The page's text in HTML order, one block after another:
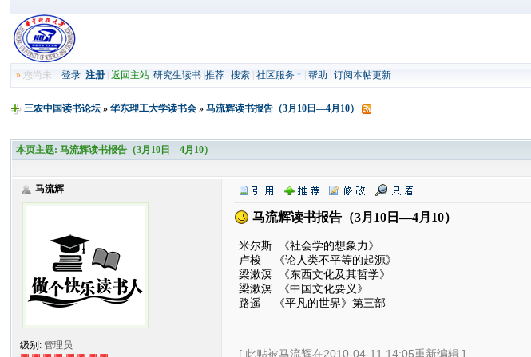
» 您尚未登录 注册 |返回主站 |研究生读书 |推荐 |搜索 |社区服务 |帮助 |订阅本帖更新
三农中国读书论坛 »华东理工大学读书会 »马流辉读书报告（3月10日—4月10）
本页主题: 马流辉读书报告（3月10日—4月10）
马流辉
级别:管理员
马流辉读书报告（3月10日—4月10）
米尔斯 《社会学的想象力》
卢梭 《论人类不平等的起源》
梁漱溟 《东西文化及其哲学》
梁漱溟 《中国文化要义》
路遥 《平凡的世界》第三部
[ 此贴被马流辉在2010-04-11 14:05重新编辑 ]